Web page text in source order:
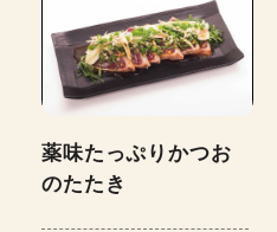
薬味たっぷりかつお
のたたき